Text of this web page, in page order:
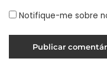
Notifique-me sobre